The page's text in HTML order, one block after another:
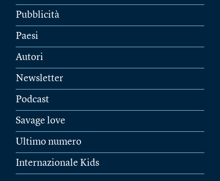
Pubblicità
Paesi
Autori
Newsletter
Podcast
Savage love
Ultimo numero
Internazionale Kids